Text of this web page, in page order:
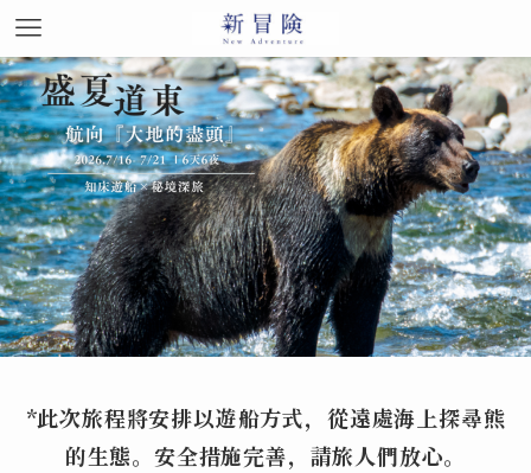
*此次旅程將安排以遊船方式，從遠處海上探尋熊
的生態。 安全措施完善，請旅人們放心。